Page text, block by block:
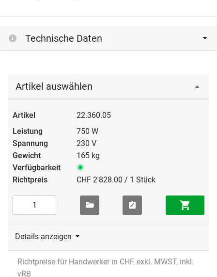
Technische Daten
Artikel auswählen
22.360.05
750 W
230 V
165 kg
CHF 2'828.00 / 1 Stück
Details anzeigen
Richtpreise für Handwerker in CHF, exkl. MWST, inkl.
vRB